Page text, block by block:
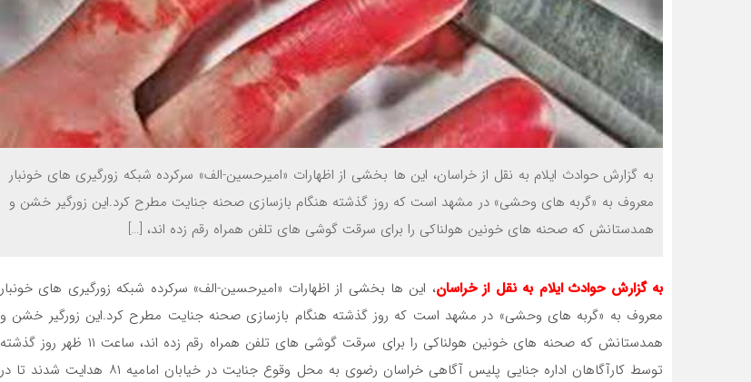
به گزارش حوادث ایلام به نقل از خراسان، این ها بخشی از اظهارات «امیرحسین-الف» سرکرده شبکه زورگیری های خونبار
معروف به «گربه های وحشی» در مشهد است که روز گذشته هنگام بازسازی صحنه جنایت مطرح کرد.این زورگیر خشن و
همدستانش که صحنه های خونین هولناکی را برای سرقت گوشی های تلفن همراه رقم زده اند، […]
به گزارش حوادث ایلام به نقل از خراسان، این ها بخشی از اظهارات «امیرحسین-الف» سرکرده شبکه زورگیری های خونبار
معروف به «گربه های وحشی» در مشهد است که روز گذشته هنگام بازسازی صحنه جنایت مطرح کرد.این زورگیر خشن و
همدستانش که صحنه های خونین هولناکی را برای سرقت گوشی های تلفن همراه رقم زده اند، ساعت ۱۱ ظهر روز گذشته
توسط کارآگاهان اداره جنایی پلیس آگاهی خراسان رضوی به محل وقوع جنایت در خیابان امامیه ۸۱ هدایت شدند تا در